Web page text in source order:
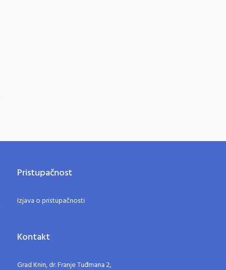
Pristupačnost
Izjava o pristupačnosti
Kontakt
Grad Knin, dr. Franje Tuđmana 2,